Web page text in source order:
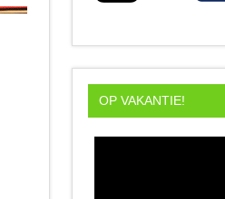
OP VAKANTIE!